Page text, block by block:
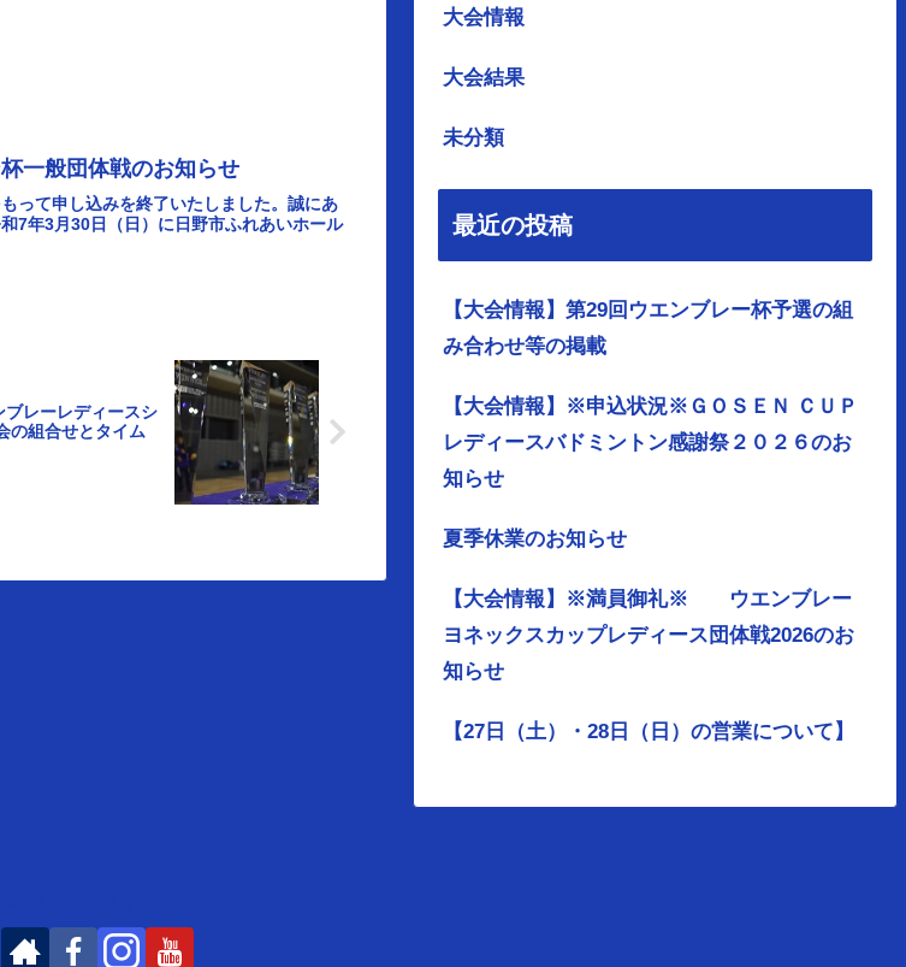
一般団体戦のお知らせ
って申し込みを終了いたしました。誠にあ
7年3月30日（日）に日野市ふれあいホール
ブレーレディースシ
の組合せとタイム
大会情報
大会結果
未分類
最近の投稿
【大会情報】第29回ウエンブレー杯予選の組
み合わせ等の掲載
【大会情報】※申込状況※ＧＯＳＥＮ ＣＵＰ
レディースバドミントン感謝祭２０２６のお
知らせ
夏季休業のお知らせ
【大会情報】※満員御礼※ ウエンブレー
ヨネックスカップレディース団体戦2026のお
知らせ
【27日（土）・28日（日）の営業について】